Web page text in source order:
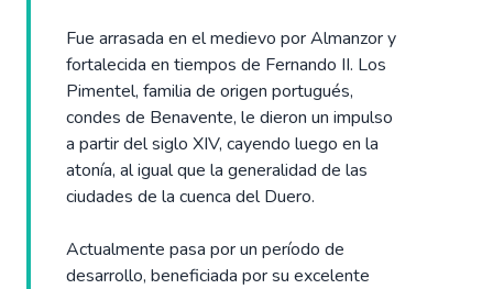
Fue arrasada en el medievo por Almanzor y
fortalecida en tiempos de Fernando II. Los
Pimentel, familia de origen portugués,
condes de Benavente, le dieron un impulso
a partir del siglo XIV, cayendo luego en la
atonía, al igual que la generalidad de las
ciudades de la cuenca del Duero.
Actualmente pasa por un período de
desarrollo, beneficiada por su excelente